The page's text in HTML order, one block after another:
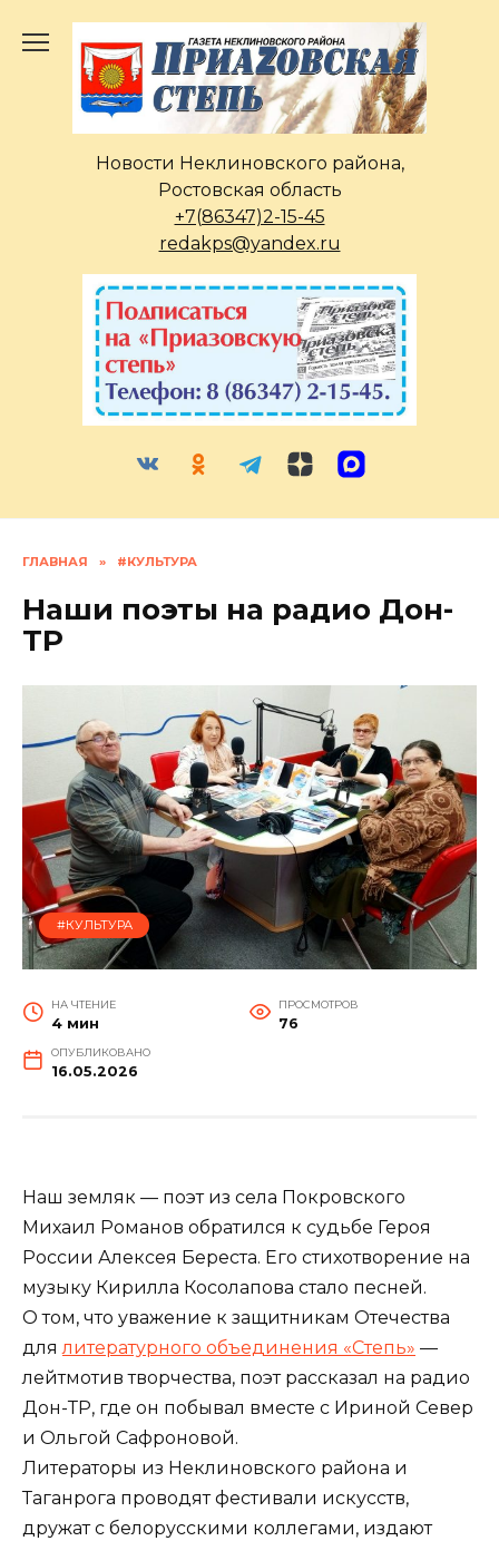
содержанию
Новости Неклиновского района,
Ростовская область
+7(86347)2-15-45
redakps@yandex.ru
ГЛАВНАЯ » #КУЛЬТУРА
Наши поэты на радио Дон-
ТР
#КУЛЬТУРА
НА ЧТЕНИЕ
4 мин
ПРОСМОТРОВ
76
ОПУБЛИКОВАНО
16.05.2026
Наш земляк — поэт из села Покровского
Михаил Романов обратился к судьбе Героя
России Алексея Береста. Его стихотворение на
музыку Кирилла Косолапова стало песней.
О том, что уважение к защитникам Отечества
длялитературного объединения «Степь» —
лейтмотив творчества, поэт рассказал на радио
Дон-ТР, где он побывал вместе с Ириной Север
и Ольгой Сафроновой.
Литераторы из Неклиновского района и
Таганрога проводят фестивали искусств,
дружат с белорусскими коллегами, издают